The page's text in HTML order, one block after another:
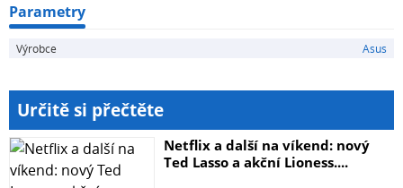
Parametry
Výrobce Asus
Určitě si přečtěte
Netflix a další na víkend: nový
Ted Lasso a akční Lioness....